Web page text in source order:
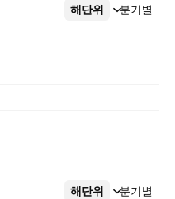
해단위 분기별
더보기
해단위 분기별
더보기